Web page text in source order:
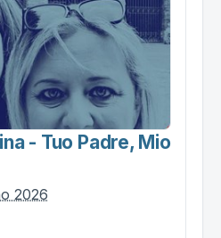
- Tuo Padre, Mio
2026